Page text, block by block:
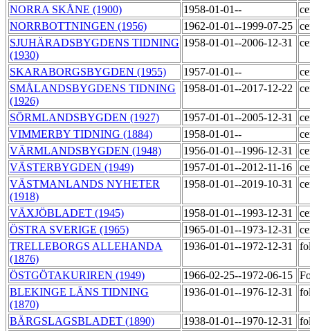
NORRA SKÅNE (1900)
1958-01-01--
NORRBOTTNINGEN (1956)
1962-01-01--1999-07-25
SJUHÄRADSBYGDENS TIDNING
(1930)
1958-01-01--2006-12-31
SKARABORGSBYGDEN (1955) 1957-01-01--
SMÅLANDSBYGDENS TIDNING
(1926)
1958-01-01--2017-12-22
SÖRMLANDSBYGDEN (1927) 1957-01-01--2005-12-31
VIMMERBY TIDNING (1884)
1958-01-01--
VÄRMLANDSBYGDEN (1948)
1956-01-01--1996-12-31
VÄSTERBYGDEN (1949)
1957-01-01--2012-11-16
VÄSTMANLANDS NYHETER
(1918)
1958-01-01--2019-10-31
VÄXJÖBLADET (1945) 1958-01-01--1993-12-31
ÖSTRA SVERIGE (1965)
1965-01-01--1973-12-31
TRELLEBORGS ALLEHANDA
(1876)
1936-01-01--1972-12-31
ÖSTGÖTAKURIREN (1949) 1966-02-25--1972-06-15
BLEKINGE LÄNS TIDNING
(1870)
1936-01-01--1976-12-31
BÄRGSLAGSBLADET (1890) 1938-01-01--1970-12-31